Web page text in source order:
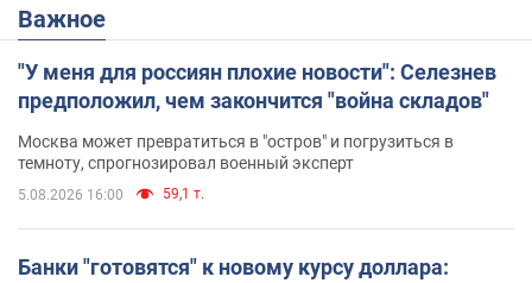
Важное
"У меня для россиян плохие новости": Селезнев
предположил, чем закончится "война складов"
Москва может превратиться в "остров" и погрузиться в
темноту, спрогнозировал военный эксперт
5.08.2026 16:00 59,1 т.
Банки "готовятся" к новому курсу доллара: